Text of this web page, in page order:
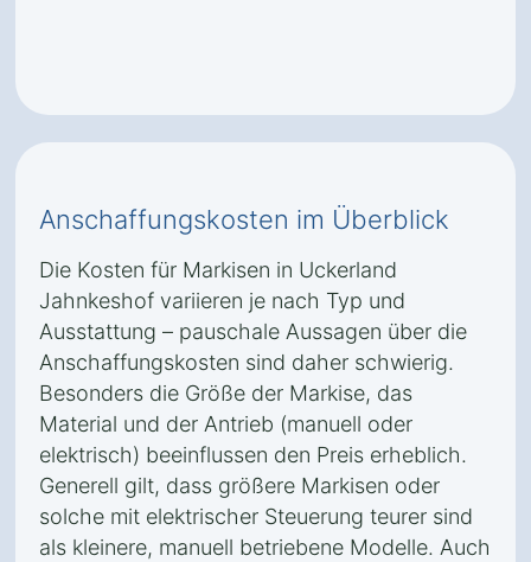
Anschaffungskosten im Überblick
Die Kosten für Markisen in Uckerland
Jahnkeshof variieren je nach Typ und
Ausstattung – pauschale Aussagen über die
Anschaffungskosten sind daher schwierig.
Besonders die Größe der Markise, das
Material und der Antrieb (manuell oder
elektrisch) beeinflussen den Preis erheblich.
Generell gilt, dass größere Markisen oder
solche mit elektrischer Steuerung teurer sind
als kleinere, manuell betriebene Modelle. Auch